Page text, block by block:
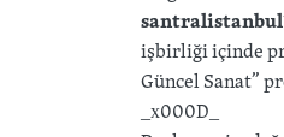
santralistanbul
işbirliği içinde
Güncel Sanat”
_x000D_